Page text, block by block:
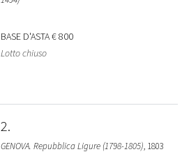
BASE D'ASTA€ 800
Lotto chiuso
2
GENOVA. Repubblica Ligure (1798-1805), 1803